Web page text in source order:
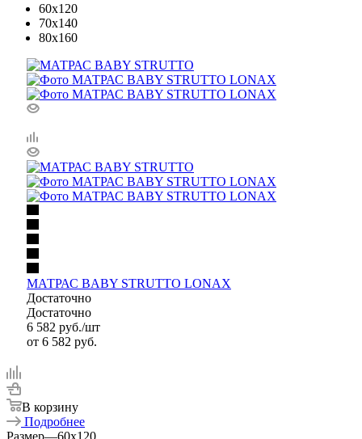
60x120
70x140
80x160
МАТРАС BABY STRUTTO LONAX
Достаточно
Достаточно
6 582 руб./шт
от 6 582 руб.
В корзину
Подробнее
Размер—60x120